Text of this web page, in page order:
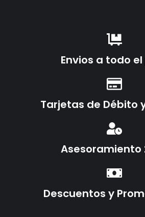
Envios a todo
Tarjetas de Débito
Asesoramiento
Descuentos y